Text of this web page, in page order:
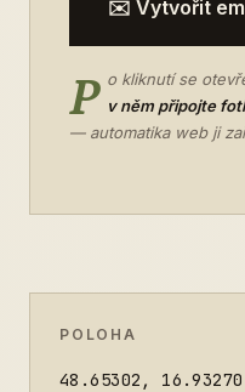
✉️ Vytvořit
P o kliknutí se
v něm připojte
— automatika web ji
POLOHA
48.65302, 16.93270